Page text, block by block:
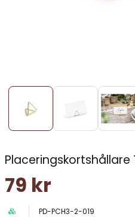
Placeringskortshållare
79 kr
PD-PCH3-2-019